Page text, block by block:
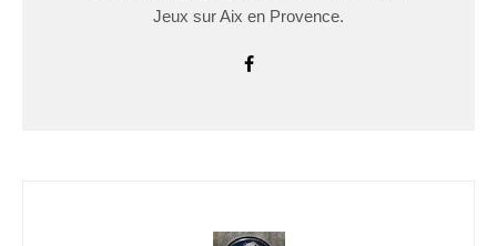
Jeux sur Aix en Provence.